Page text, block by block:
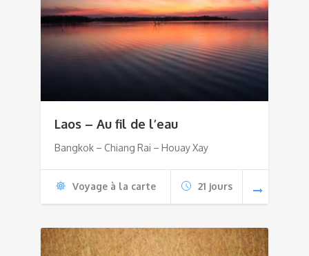
Laos – Au fil de l’eau
Bangkok – Chiang Rai – Houay Xay
Voyage à la carte 21 jours